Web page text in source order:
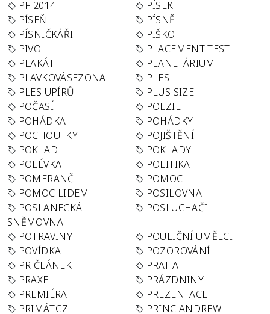
PF 2014
PÍSEK
PÍSEŇ
PÍSNĚ
PÍSNIČKÁŘI
PIŠKOT
PIVO
PLACEMENT TEST
PLAKÁT
PLANETÁRIUM
PLAVKOVÁSEZONA
PLES
PLES UPÍRŮ
PLUS SIZE
POČASÍ
POEZIE
POHÁDKA
POHÁDKY
POCHOUTKY
POJIŠTĚNÍ
POKLAD
POKLADY
POLÉVKA
POLITIKA
POMERANČ
POMOC
POMOC LIDEM
POSILOVNA
POSLANECKÁ
SNĚMOVNA
POSLUCHAČI
POTRAVINY
POULIČNÍ UMĚLCI
POVÍDKA
POZOROVÁNÍ
PR ČLÁNEK
PRAHA
PRAXE
PRÁZDNINY
PREMIÉRA
PREZENTACE
PRIMÁT.CZ
PRINC ANDREW